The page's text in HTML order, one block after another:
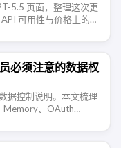
5.5 页面，整理这次更
可用性与价格上的关
必须注意的数据权
据控制说明。本文梳理
Memory、OAuth